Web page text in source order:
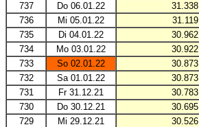
737
Do 06.01.22 31.338
736
Mi 05.01.22 31.119
735
Di 04.01.22 30.962
734
Mo 03.01.22 30.922
733
So 02.01.22 30.873
732
Sa 01.01.22 30.873
731
Fr 31.12.21 30.783
730
Do 30.12.21 30.695
729
Mi 29.12.21 30.526